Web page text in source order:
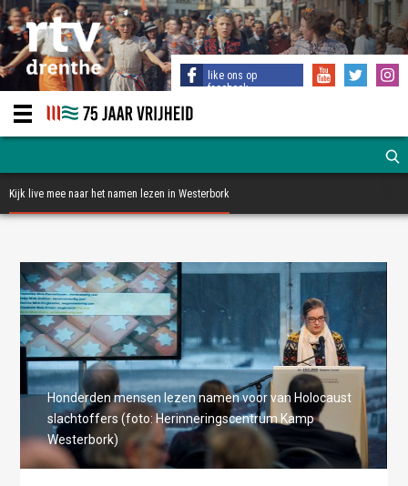
like ons op
facebook
Kijk live mee naar het namen lezen in Westerbork
Honderden mensen lezen namen voor van Holocaust
slachtoffers (foto: Herinneringscentrum Kamp
Westerbork)